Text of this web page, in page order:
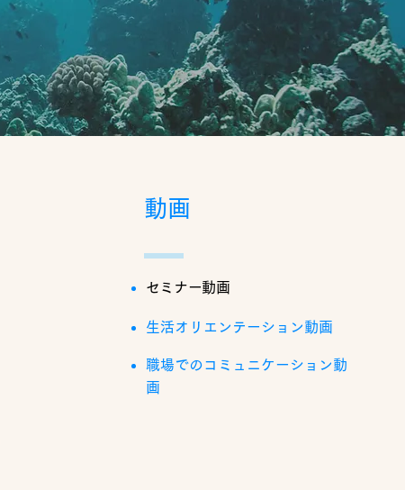
動画
セミナー動画
生活オリエンテーション動画
職場でのコミュニケーション動
画